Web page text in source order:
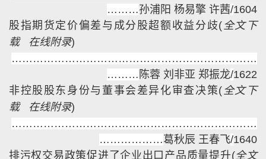
………孙浦阳 杨易擎 许茜/1604
股指期货定价偏差与成分股超额收益分歧( 全文下
载
在线附录)
……………………………………………………………
…… … 陈蓉 刘非亚 郑振龙/1622
非控股股东身份与董事会差异化审查决策( 全文下
载
在线附录)
……………………………………………………………
………… ……葛秋辰 王春飞/1640
排污权交易政策促进了企业出口产品质量提升(全文